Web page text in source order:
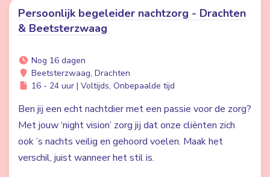
Persoonlijk begeleider nachtzorg - Drachten
& Beetsterzwaag
Nog 16 dagen
Beetsterzwaag, Drachten
16 - 24 uur | Voltijds, Onbepaalde tijd
Ben jij een echt nachtdier met een passie voor de zorg?
Met jouw ‘night vision’ zorg jij dat onze cliënten zich
ook ’s nachts veilig en gehoord voelen. Maak het
verschil, juist wanneer het stil is.